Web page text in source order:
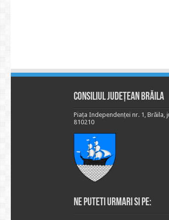
Consiliul Județean Brăila
Piața Independenței nr. 1, Brăila,
810210
Ne puteti urmari si pe: